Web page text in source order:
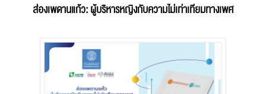
ส่องเพดานแก้ว: ผู้บริหารหญิงกับความไม่เท่าเทียมทางเพศ